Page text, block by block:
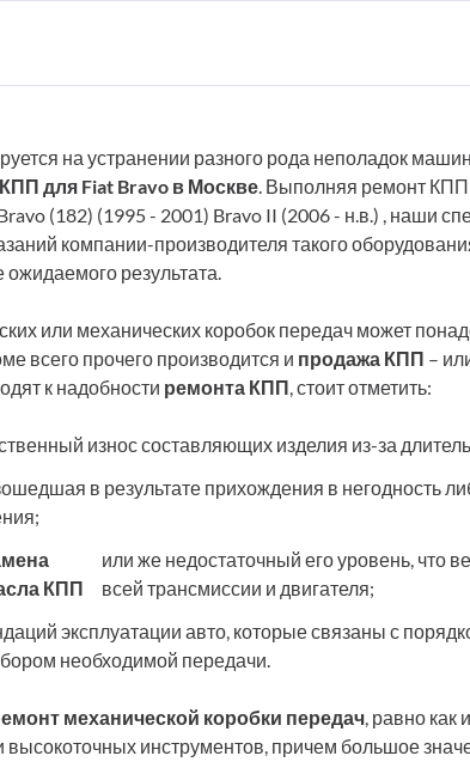
на устранении разного рода неполадок
для Fiat Bravo в Москве. Выполняя ремонт КПП
(182) (1995 - 2001) Bravo II (2006 - н.в.) , наши
компании-производителя такого
ожидаемого результата.
или механических коробок передач может
всего прочего производится и продажа КПП –
к надобности ремонта КПП, стоит отметить:
износ составляющих изделия из-за
в результате прихождения в негодность
КПП
или же недостаточный его уровень, что
всей трансмиссии и двигателя;
эксплуатации авто, которые связаны с
необходимой передачи.
механической коробки передач, равно как
инструментов, причем большое